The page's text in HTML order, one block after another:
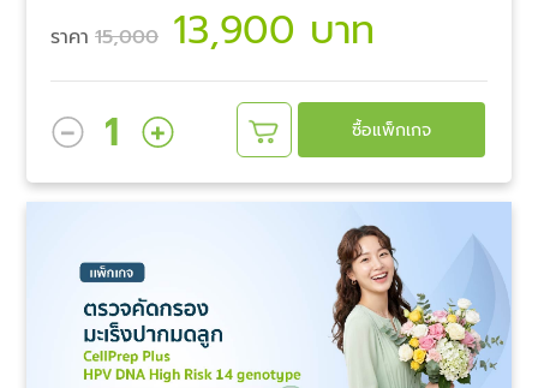
ราคา 15,000 13,900 บาท
1
ซื้อแพ็กเกจ